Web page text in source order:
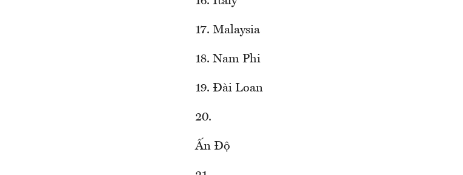
17. Malaysia
18. Nam Phi
19. Đài Loan
20.
Ấn Độ